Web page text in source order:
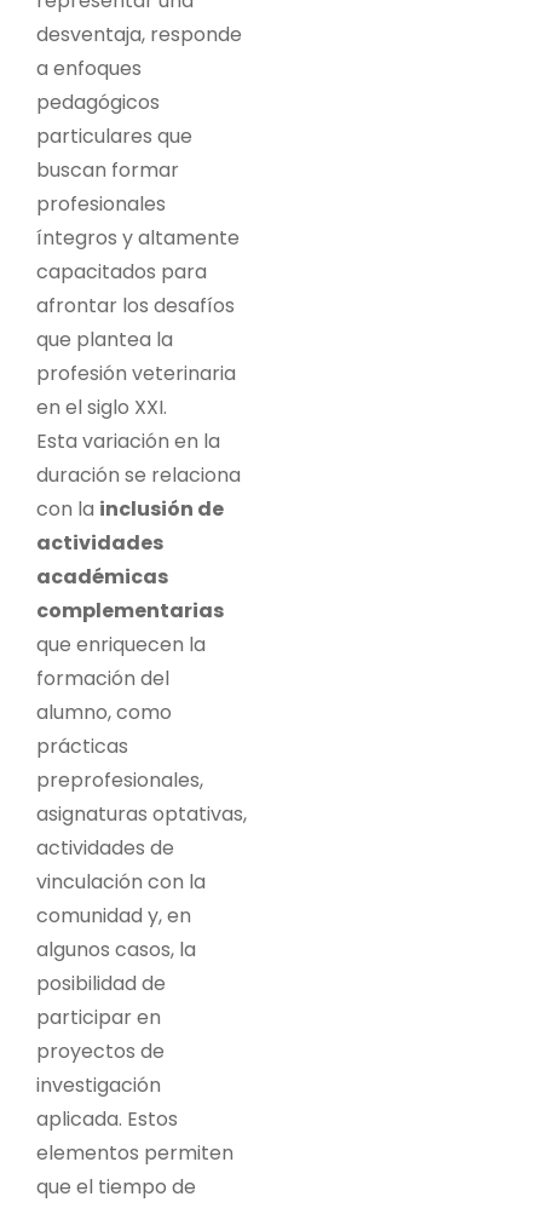
desventaja, responde
a enfoques
pedagógicos
particulares que
buscan formar
profesionales
íntegros y altamente
capacitados para
afrontar los desafíos
que plantea la
profesión veterinaria
en el siglo XXI.
Esta variación en la
duración se relaciona
con la inclusión de
actividades
académicas
complementarias
que enriquecen la
formación del
alumno, como
prácticas
preprofesionales,
asignaturas optativas,
actividades de
vinculación con la
comunidad y, en
algunos casos, la
posibilidad de
participar en
proyectos de
investigación
aplicada. Estos
elementos permiten
que el tiempo de